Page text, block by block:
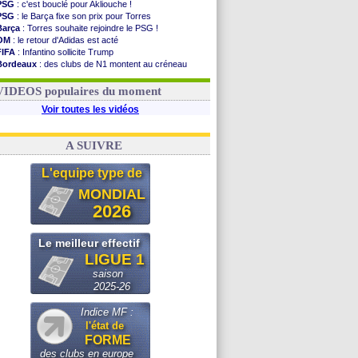
: c'est bouclé pour Akliouche !
: le Barça fixe son prix pour Torres
: Torres souhaite rejoindre le PSG !
: le retour d'Adidas est acté
: Infantino sollicite Trump
: des clubs de N1 montent au créneau
: le démenti de Leipzig pour Diomandé
populaires du moment
Voir toutes les vidéos
A SUIVRE
L'equipe type de
MONDIAL
2026
Le meilleur effectif
LIGUE 1
saison
2025-26
Indice MF :
l'état de
FORME
des clubs en europe